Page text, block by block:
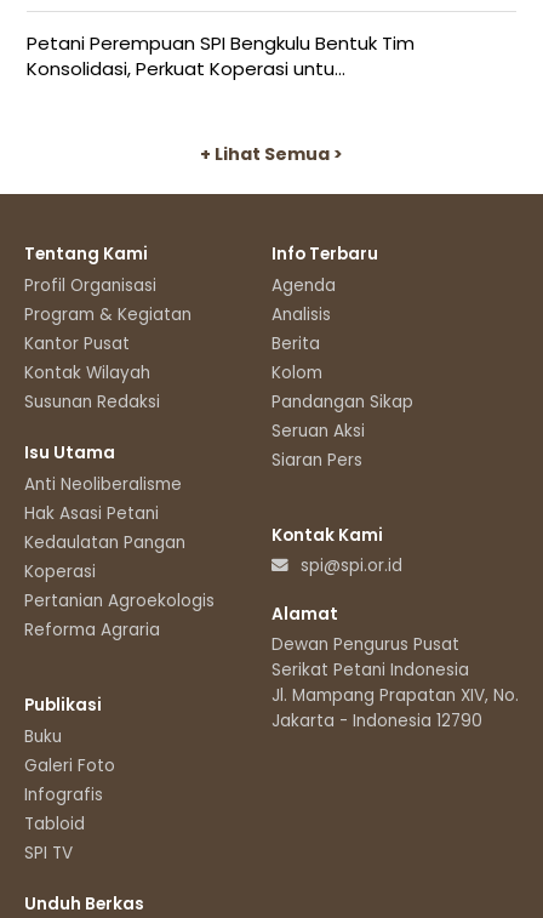
Petani Perempuan SPI Bengkulu Bentuk Tim
Konsolidasi, Perkuat Koperasi untu...
+ Lihat Semua >
Tentang Kami
Profil Organisasi
Program & Kegiatan
Kantor Pusat
Kontak Wilayah
Susunan Redaksi
Isu Utama
Anti Neoliberalisme
Hak Asasi Petani
Kedaulatan Pangan
Koperasi
Pertanian Agroekologis
Reforma Agraria
Publikasi
Buku
Galeri Foto
Infografis
Tabloid
SPI TV
Unduh Berkas
Info Terbaru
Agenda
Analisis
Berita
Kolom
Pandangan Sikap
Seruan Aksi
Siaran Pers
Kontak Kami
spi@spi.or.id
Alamat
Dewan Pengurus Pusat
Serikat Petani Indonesia
Jl. Mampang Prapatan XIV, No.11
Jakarta - Indonesia 12790